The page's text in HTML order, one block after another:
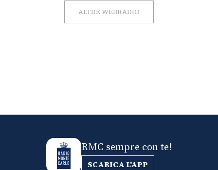
ALTRE WEBRADIO
RMC sempre con te!
SCARICA L'APP